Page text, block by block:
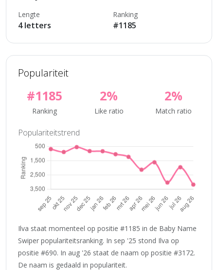
Lengte
4 letters
Ranking
#1185
Populariteit
#1185
Ranking
2%
Like ratio
2%
Match ratio
Populariteitstrend
Ilva staat momenteel op positie #1185 in de Baby Name
Swiper populariteitsranking. In sep '25 stond Ilva op
positie #690. In aug '26 staat de naam op positie #3172.
De naam is gedaald in populariteit.